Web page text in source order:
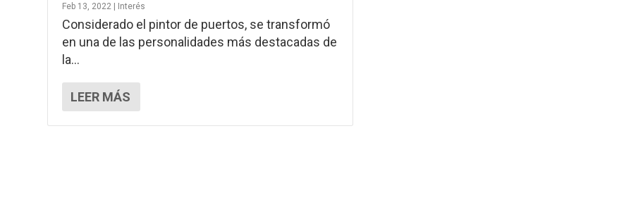
Feb 13, 2022 | Interés
Considerado el pintor de puertos, se transformó
en una de las personalidades más destacadas de
la...
LEER MÁS